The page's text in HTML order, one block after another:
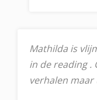
Mathilda is
in de reading .
verhalen